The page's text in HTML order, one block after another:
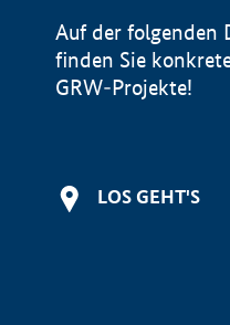
Auf der folgenden
finden Sie
GRW-Projekte!
LOS GEHT'S